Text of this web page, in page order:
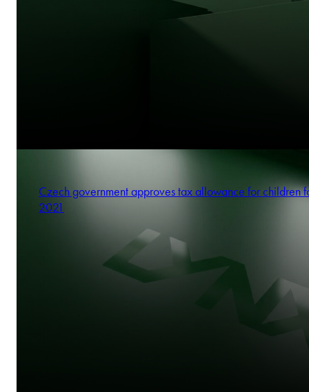
Czech government approves tax allowance for children
2021